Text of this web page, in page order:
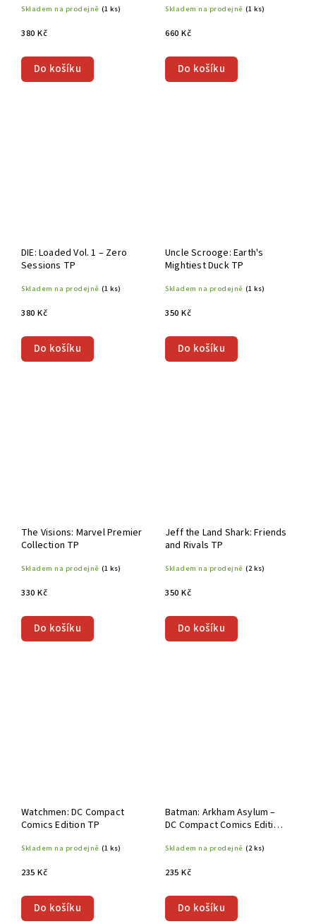
Skladem na prodejně (1 ks)
380 Kč
Do košíku
Skladem na prodejně (1 ks)
660 Kč
Do košíku
DIE: Loaded Vol. 1 – Zero
Sessions TP
Skladem na prodejně (1 ks)
380 Kč
Do košíku
Uncle Scrooge: Earth's
Mightiest Duck TP
Skladem na prodejně (1 ks)
350 Kč
Do košíku
The Visions: Marvel Premier
Collection TP
Skladem na prodejně (1 ks)
330 Kč
Do košíku
Jeff the Land Shark: Friends
and Rivals TP
Skladem na prodejně (2 ks)
350 Kč
Do košíku
Watchmen: DC Compact
Comics Edition TP
Skladem na prodejně (1 ks)
235 Kč
Do košíku
Batman: Arkham Asylum –
DC Compact Comics Edition
Skladem na prodejně (2 ks)
235 Kč
Do košíku